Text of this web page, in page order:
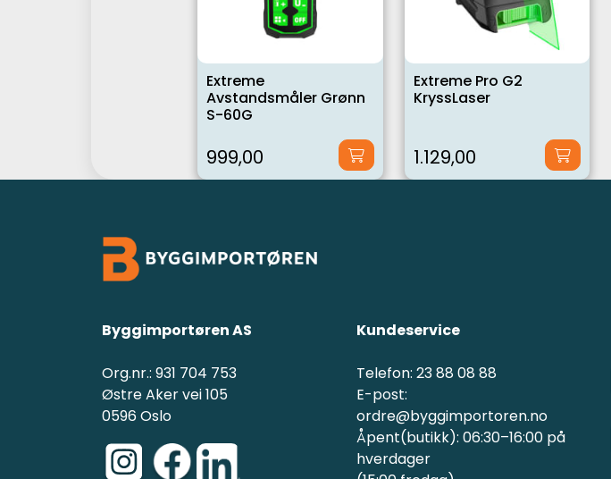
Extreme
Avstandsmåler Grønn
S-60G
999,00
Extreme Pro G2
KryssLaser
1.129,00
Kundeservice
Telefon: 23 88 08 88
E-post:
ordre@byggimportoren.no
Åpent(butikk): 06:30–16:00 på
hverdager
Byggimportøren AS
Org.nr.: 931 704 753
Østre Aker vei 105
0596 Oslo